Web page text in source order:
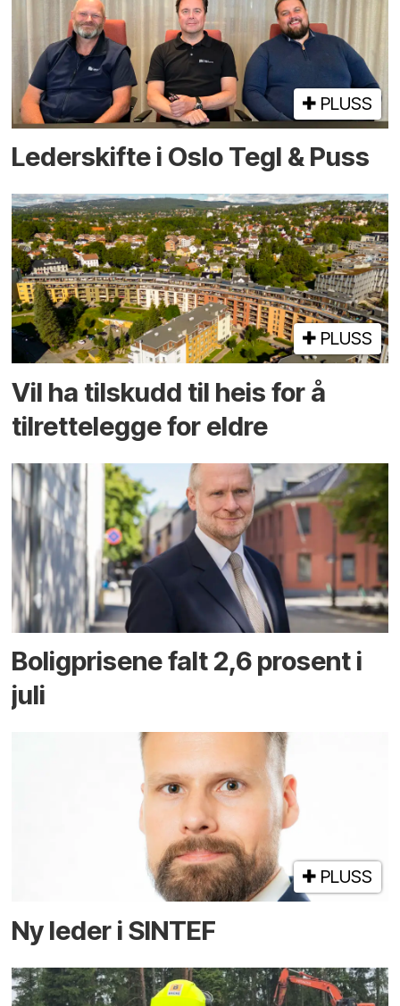
PLUSS
Lederskifte i Oslo Tegl & Puss
PLUSS
Vil ha tilskudd til heis for å
tilrettelegge for eldre
Boligprisene falt 2,6 prosent i
juli
PLUSS
Ny leder i SINTEF